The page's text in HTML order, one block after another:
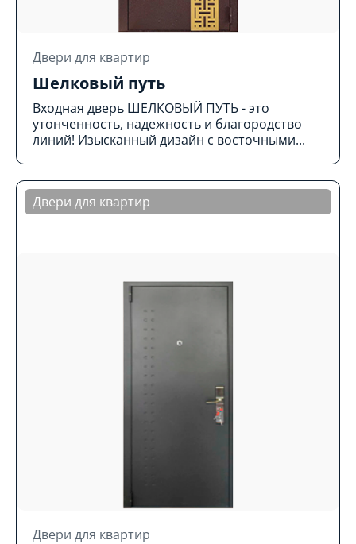
Двери для квартир
Шелковый путь
Входная дверь ШЕЛКОВЫЙ ПУТЬ - это
утонченность, надежность и благородство
линий! Изысканный дизайн с восточными...
Двери для квартир
Двери для квартир